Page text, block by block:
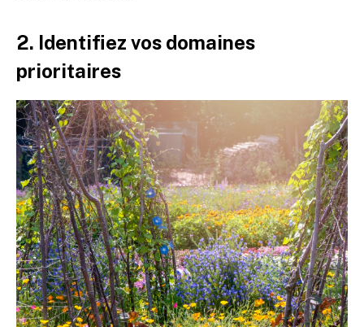
2. Identifiez vos domaines
prioritaires